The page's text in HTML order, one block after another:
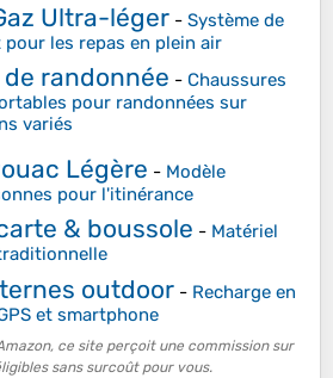
Ultra-léger - Système de
les repas en plein air
randonnée - Chaussures
pour randonnées sur
variés
Légère - Modèle
pour l'itinérance
& boussole - Matériel
outdoor - Recharge en
et smartphone
ce site perçoit une commission sur
sans surcoût pour vous.